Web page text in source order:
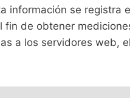
información se registra
de obtener
a los servidores web,